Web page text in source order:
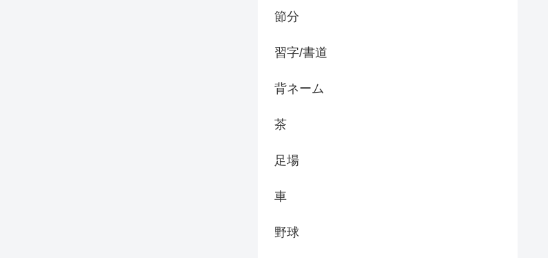
節分
習字/書道
背ネーム
茶
足場
車
野球